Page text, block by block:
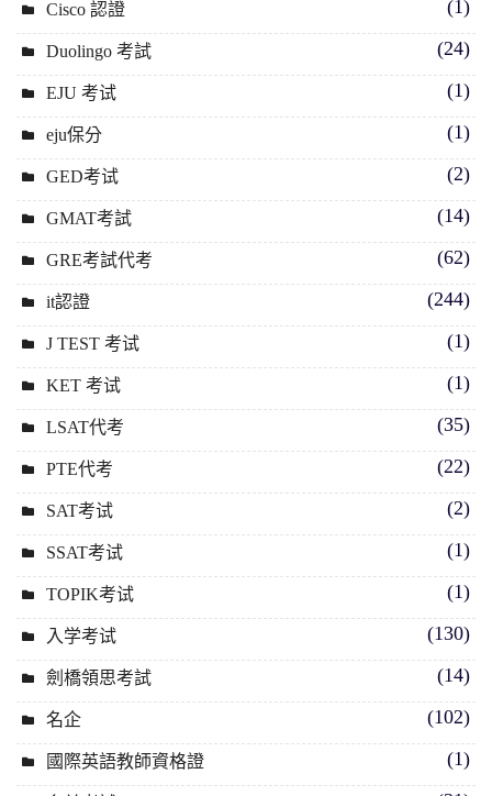
Cisco 認證 (1)
Duolingo 考試 (24)
EJU 考试 (1)
eju保分 (1)
GED考试 (2)
GMAT考試 (14)
GRE考試代考 (62)
it認證 (244)
J TEST 考试 (1)
KET 考试 (1)
LSAT代考 (35)
PTE代考 (22)
SAT考试 (2)
SSAT考试 (1)
TOPIK考试 (1)
入学考试 (130)
劍橋領思考試 (14)
名企 (102)
國際英語教師資格證 (1)